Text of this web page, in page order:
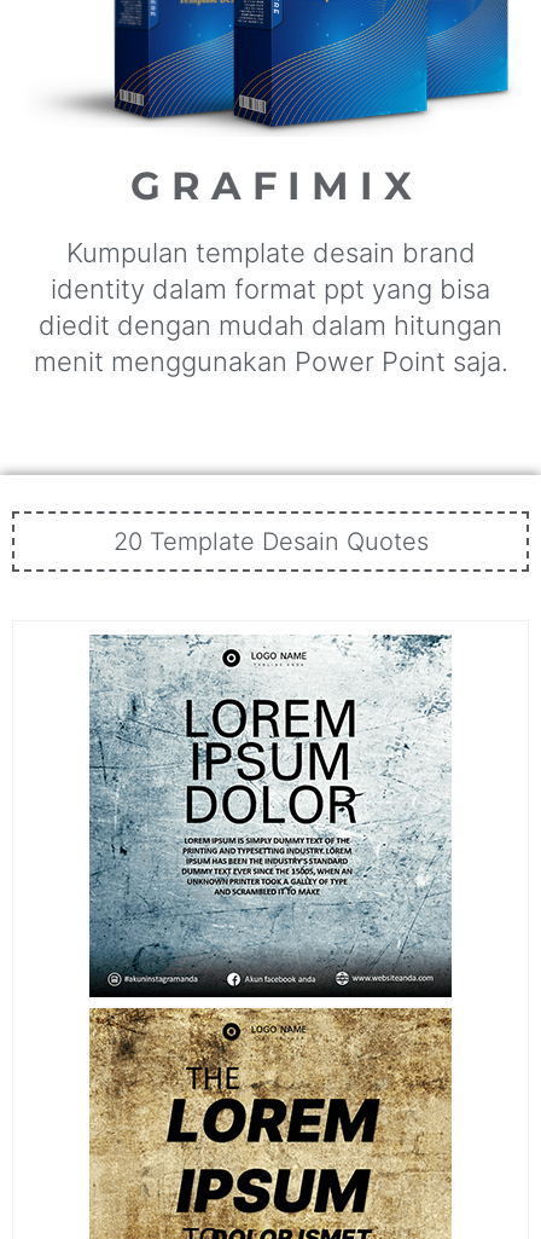
G R A F I M I X
Kumpulan template desain brand
identity dalam format ppt yang bisa
diedit dengan mudah dalam hitungan
menit menggunakan Power Point saja.
20 Template Desain Quotes